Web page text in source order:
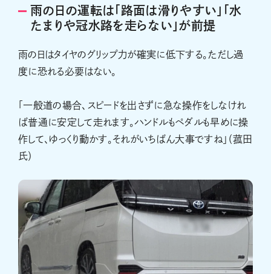
雨の日の運転は「路面は滑りやすい」「水
たまりや冠水路を走らない」が前提
雨の日はタイヤのグリップ力が確実に低下する。ただし過
度に恐れる必要はない。
「一般道の場合、スピードを出さずに急な操作をしなけれ
ば普通に安定して走れます。ハンドルもペダルも早めに操
作して、ゆっくり動かす。それがいちばん大事ですね」（菰田
氏）